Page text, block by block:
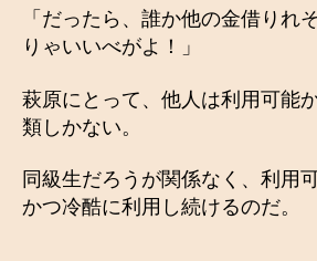
「だったら、誰か他の金借りれ
りゃいいべがよ！」
萩原にとって、他人は利用可能
類しかない。
同級生だろうが関係なく、利用
かつ冷酷に利用し続けるのだ。